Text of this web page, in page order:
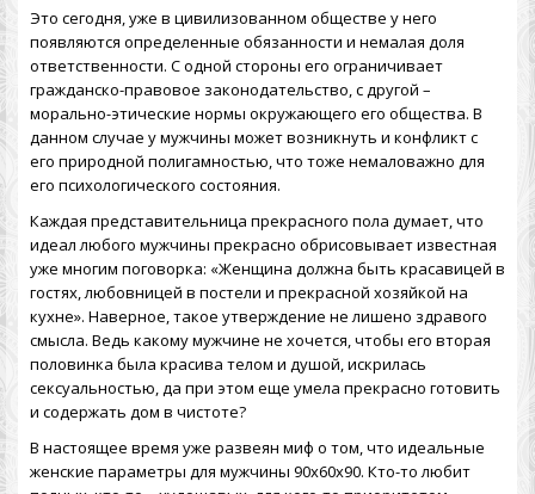
Это сегодня, уже в цивилизованном обществе у него
появляются определенные обязанности и немалая доля
ответственности. С одной стороны его ограничивает
гражданско-правовое законодательство, с другой –
морально-этические нормы окружающего его общества. В
данном случае у мужчины может возникнуть и конфликт с
его природной полигамностью, что тоже немаловажно для
его психологического состояния.
Каждая представительница прекрасного пола думает, что
идеал любого мужчины прекрасно обрисовывает известная
уже многим поговорка: «Женщина должна быть красавицей в
гостях, любовницей в постели и прекрасной хозяйкой на
кухне». Наверное, такое утверждение не лишено здравого
смысла. Ведь какому мужчине не хочется, чтобы его вторая
половинка была красива телом и душой, искрилась
сексуальностью, да при этом еще умела прекрасно готовить
и содержать дом в чистоте?
В настоящее время уже развеян миф о том, что идеальные
женские параметры для мужчины 90х60х90. Кто-то любит